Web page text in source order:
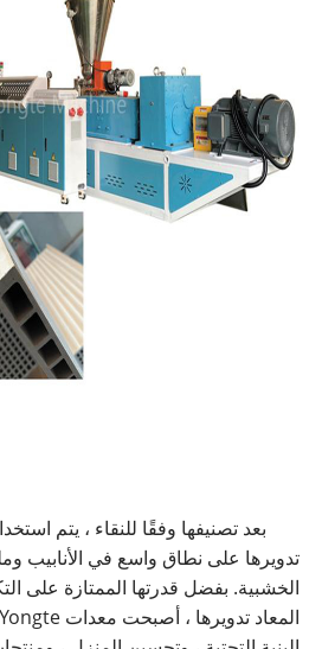
بعد تصنيفها وفقًا للنقاء ، يتم
تدويرها على نطاق واسع في الأنابيب و
الخشبية. بفضل قدرتها الممتازة على